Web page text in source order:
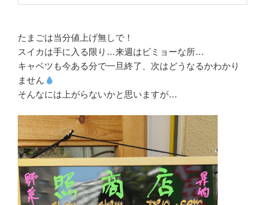
たまごは当分値上げ無しで！
スイカは手に入る限り…来週はビミョーな所…
キャベツも今ある分で一旦終了、次はどうなるかわかり
ません
そんなには上がらないかと思いますが…